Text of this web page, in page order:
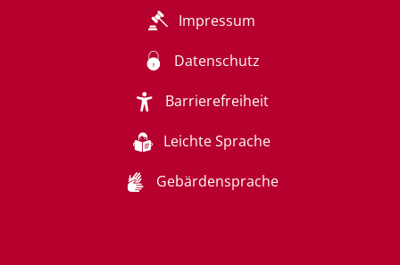
Impressum
Datenschutz
Barrierefreiheit
Leichte Sprache
Gebärdensprache